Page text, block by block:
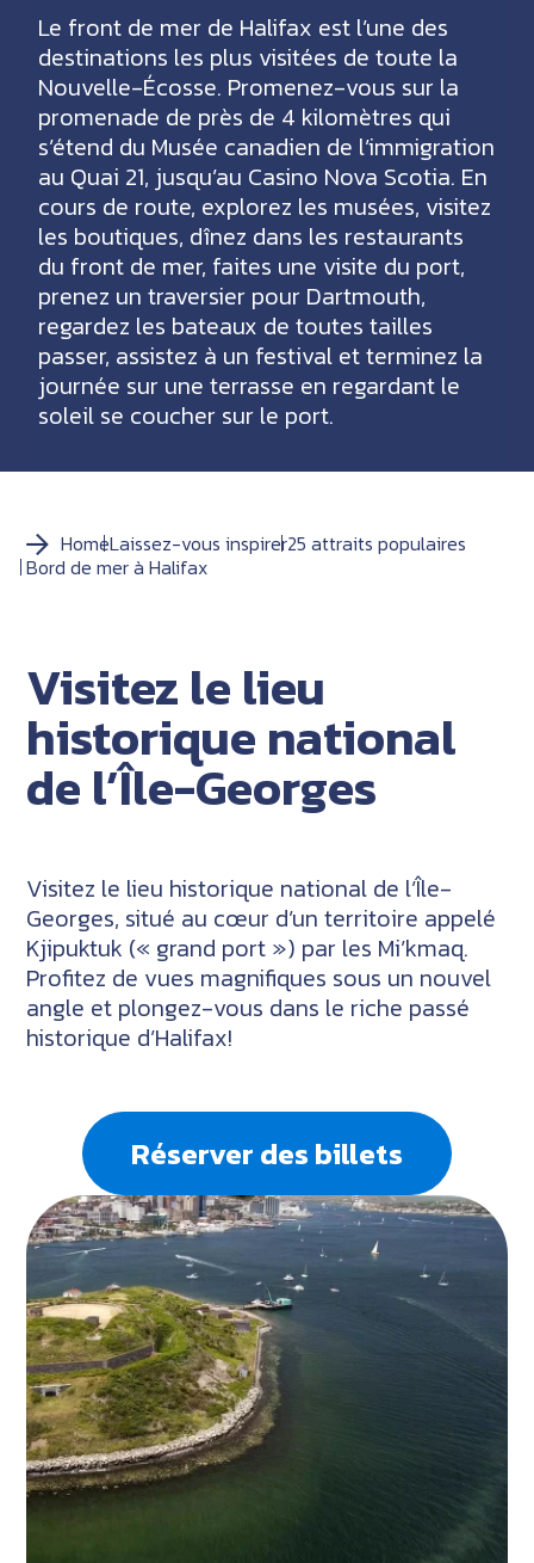
Le front de mer de Halifax est l’une des
destinations les plus visitées de toute la
Nouvelle-Écosse. Promenez-vous sur la
promenade de près de 4 kilomètres qui
s’étend du Musée canadien de l’immigration
au Quai 21, jusqu’au Casino Nova Scotia. En
cours de route, explorez les musées, visitez
les boutiques, dînez dans les restaurants
du front de mer, faites une visite du port,
prenez un traversier pour Dartmouth,
regardez les bateaux de toutes tailles
passer, assistez à un festival et terminez la
journée sur une terrasse en regardant le
soleil se coucher sur le port.
HomeLaissez-vous inspirer25 attraits populaires
Bord de mer à Halifax
Visitez le lieu
historique national
de l’Île-Georges
Visitez le lieu historique national de l’Île-
Georges, situé au cœur d’un territoire appelé
Kjipuktuk (« grand port ») par les Mi’kmaq.
Profitez de vues magnifiques sous un nouvel
angle et plongez-vous dans le riche passé
historique d’Halifax!
Réserver des billets